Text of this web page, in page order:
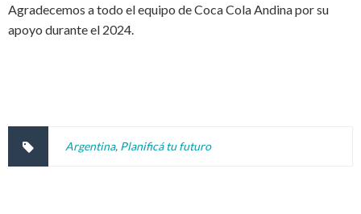
Agradecemos a todo el equipo de Coca Cola Andina por su
apoyo durante el 2024.
Argentina, Planificá tu futuro